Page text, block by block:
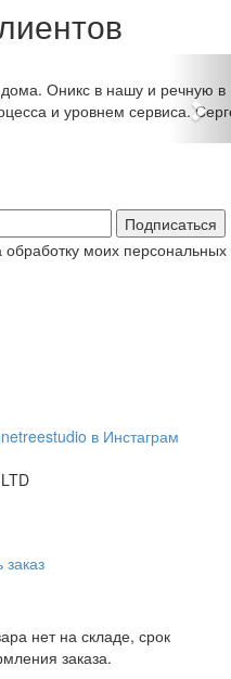
Оникс в нашу и речную в
и уровнем сервиса.
Подписаться
моих персональных
нет на складе, срок
заказа.